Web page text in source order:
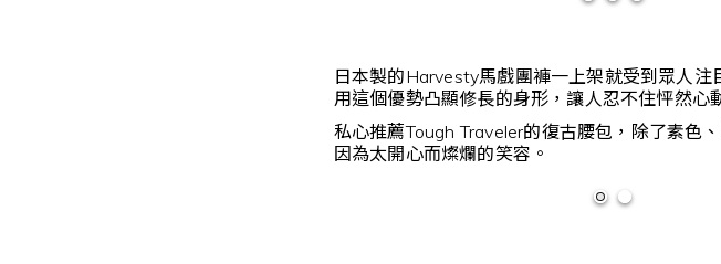
日本製的Harvesty馬戲團褲一上架就受到眾人
用這個優勢凸顯修長的身形，讓人忍不住怦然心
私心推薦Tough Traveler的復古腰包，除了素色
因為太開心而燦爛的笑容。